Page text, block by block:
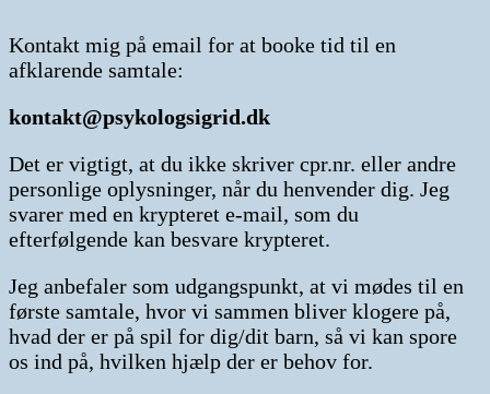
Kontakt mig på email for at booke tid til en
afklarende samtale:
kontakt@psykologsigrid.dk
Det er vigtigt, at du ikke skriver cpr.nr. eller andre
personlige oplysninger, når du henvender dig. Jeg
svarer med en krypteret e-mail, som du
efterfølgende kan besvare krypteret.
Jeg anbefaler som udgangspunkt, at vi mødes til en
første samtale, hvor vi sammen bliver klogere på,
hvad der er på spil for dig/dit barn, så vi kan spore
os ind på, hvilken hjælp der er behov for.